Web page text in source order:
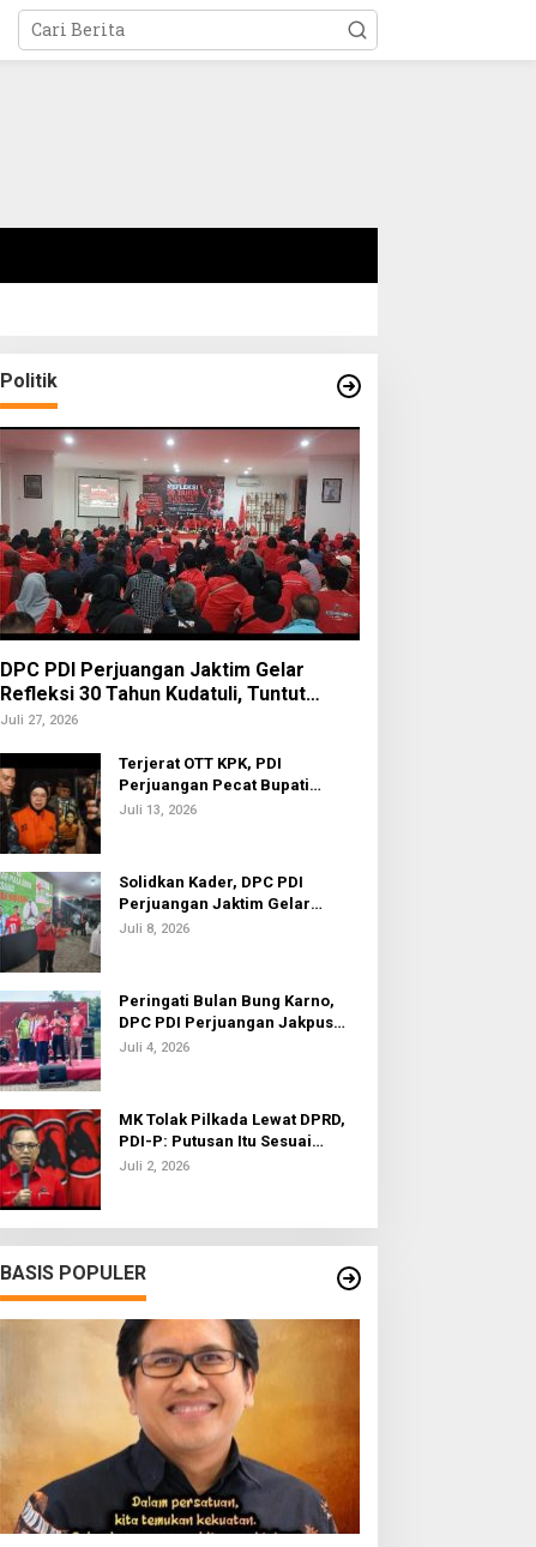
Politik
DPC PDI Perjuangan Jaktim Gelar
Refleksi 30 Tahun Kudatuli, Tuntut
Penuntasan Hukum Aktor Intelektual
Juli 27, 2026
Terjerat OTT KPK, PDI
Perjuangan Pecat Bupati
Sukoharjo Etik Suryani
Juli 13, 2026
Solidkan Kader, DPC PDI
Perjuangan Jaktim Gelar
Nobar Piala Dunia 2026
Juli 8, 2026
Peringati Bulan Bung Karno,
DPC PDI Perjuangan Jakpus
Gelar Turnamen Sepak Bola U-
Juli 4, 2026
MK Tolak Pilkada Lewat DPRD,
PDI-P: Putusan Itu Sesuai
dengan Semangat Reformasi
Juli 2, 2026
BASIS POPULER